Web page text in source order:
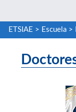
ETSIAE > Escuela>